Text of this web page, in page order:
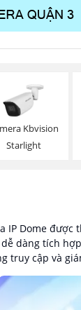
Kbvision
Starlight
IP Dome
dễ dàng tích
truy cập và